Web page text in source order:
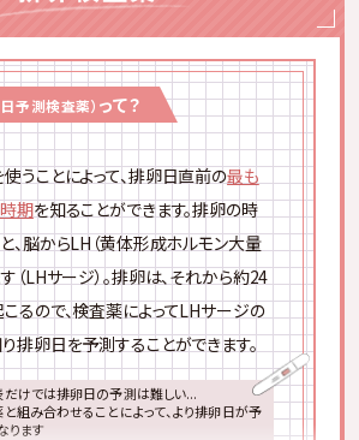
不足にならないためにも、不足しがち
などの栄養素は、サプリメントで効率よ
の定期便でお届けする
葉酸サプリは
妊娠前〜出産後の
まで飲める安心設計
日予測検査薬） って？
うことによって、排卵日直前の最も
期を知ることができます。排卵の時
、脳からLH（黄体形成ホルモン大量
（LHサージ）。排卵は、それから約24
るので、検査薬によってLHサージの
排卵日を予測することができます。
けでは排卵日の予測は難しい...
組み合わせることによって、より排卵日が予
ります